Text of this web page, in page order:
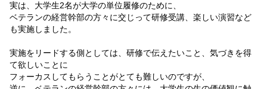
実は、大学生2名が大学の単位履修のために、
ベテランの経営幹部の方々に交じって研修受講、楽しい演習など
も実施しました。
実施をリードする側としては、研修で伝えたいこと、気づきを得
て欲しいことに
フォーカスしてもらうことがとても難しいのですが、